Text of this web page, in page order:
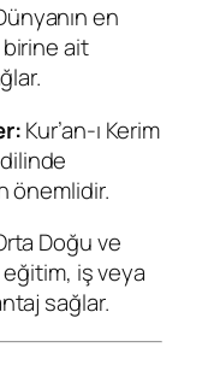
en
ait
Kur’an-ı Kerim
önemlidir.
Doğu ve
iş veya
sağlar.